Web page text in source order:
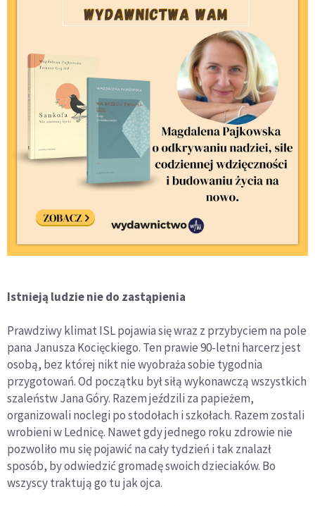
Istnieją ludzie nie do zastąpienia
Prawdziwy klimat ISL pojawia się wraz z przybyciem na pole
pana Janusza Kocięckiego. Ten prawie 90-letni harcerz jest
osobą, bez której nikt nie wyobraża sobie tygodnia
przygotowań. Od początku był siłą wykonawczą wszystkich
szaleństw Jana Góry. Razem jeździli za papieżem,
organizowali noclegi po stodołach i szkołach. Razem zostali
wrobieni w Lednicę. Nawet gdy jednego roku zdrowie nie
pozwoliło mu się pojawić na cały tydzień i tak znalazł
sposób, by odwiedzić gromadę swoich dzieciaków. Bo
wszyscy traktują go tu jak ojca.